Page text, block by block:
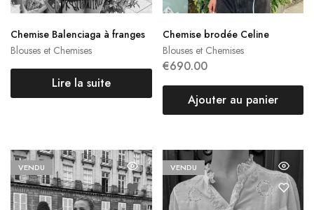
Blouses et Chemises
Chemise Balenciaga à franges
Lire la suite
Blouses et Chemises
Chemise brodée Celine
€690.00
Ajouter au panier
VENDU VENDU